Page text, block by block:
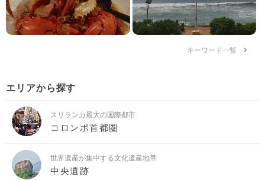
キーワード一覧
エリアから探す
スリランカ最大の国際都市
コロンボ首都圏
世界遺産が集中する文化遺産地帯
中央遺跡